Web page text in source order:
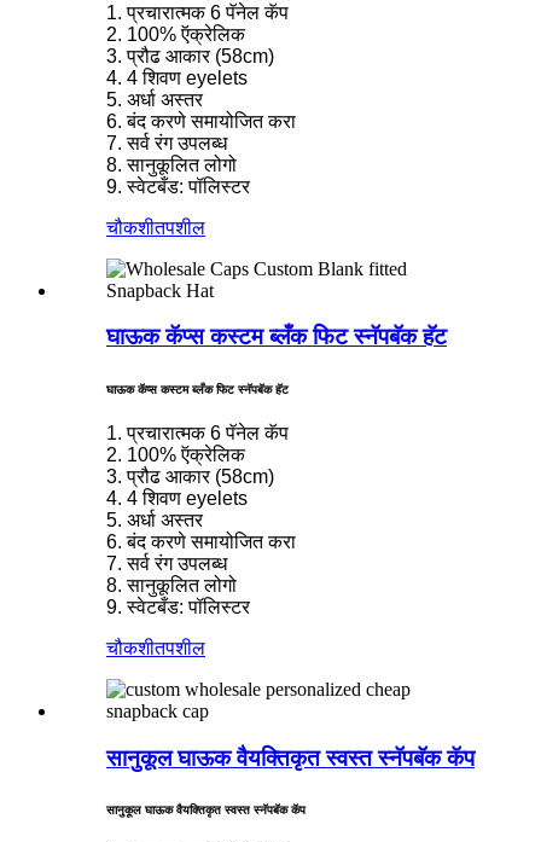
1. प्रचारात्मक 6 पॅनेल कॅप
2. 100% ऍक्रेलिक
3. प्रौढ आकार (58cm)
4. 4 शिवण eyelets
5. अर्धा अस्तर
6. बंद करणे समायोजित करा
7. सर्व रंग उपलब्ध
8. सानुकूलित लोगो
9. स्वेटबँड: पॉलिस्टर
चौकशीतपशील
घाऊक कॅप्स कस्टम ब्लँक फिट स्नॅपबॅक हॅट
घाऊक कॅप्स कस्टम ब्लँक फिट स्नॅपबॅक हॅट
1. प्रचारात्मक 6 पॅनेल कॅप
2. 100% ऍक्रेलिक
3. प्रौढ आकार (58cm)
4. 4 शिवण eyelets
5. अर्धा अस्तर
6. बंद करणे समायोजित करा
7. सर्व रंग उपलब्ध
8. सानुकूलित लोगो
9. स्वेटबँड: पॉलिस्टर
चौकशीतपशील
सानुकूल घाऊक वैयक्तिकृत स्वस्त स्नॅपबॅक कॅप
सानुकूल घाऊक वैयक्तिकृत स्वस्त स्नॅपबॅक कॅप